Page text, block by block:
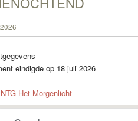
eindigde op 18 juli 2026
NTG Het Morgenlicht